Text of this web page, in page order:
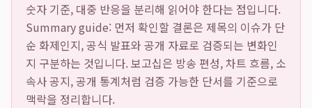
숫자 기준, 대중 반응을 분리해 읽어야 한다는 점입니다.
Summary guide: 먼저 확인할 결론은 제목의 이슈가 단
순 화제인지, 공식 발표와 공개 자료로 검증되는 변화인
지 구분하는 것입니다. 보고십은 방송 편성, 차트 흐름, 소
속사 공지, 공개 통계처럼 검증 가능한 단서를 기준으로
맥락을 정리합니다.